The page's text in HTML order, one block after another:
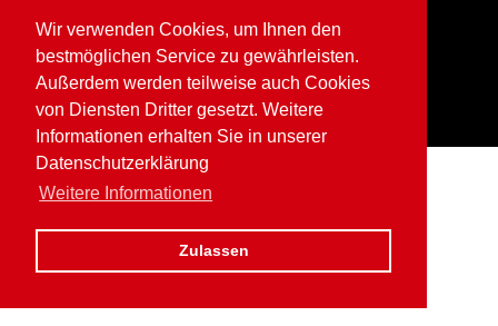
Wir verwenden Cookies, um Ihnen den
bestmöglichen Service zu gewährleisten.
Außerdem werden teilweise auch Cookies
von Diensten Dritter gesetzt. Weitere
Informationen erhalten Sie in unserer
Datenschutzerklärung
Weitere Informationen
Zulassen